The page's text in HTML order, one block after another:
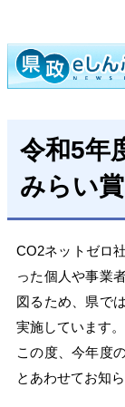
令和5年
みらい
CO2ネットゼロ
った個人や事業
図るため、県では
実施しています。
この度、今年度
とあわせてお知ら